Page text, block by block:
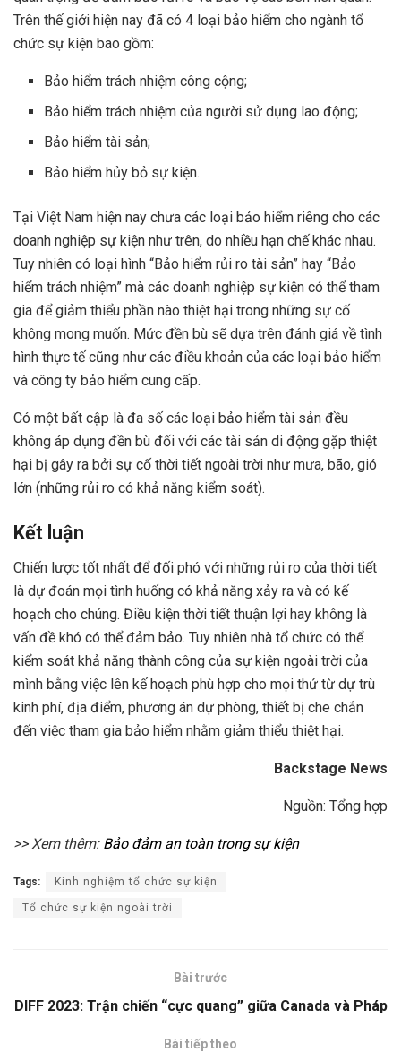
Trên thế giới hiện nay đã có 4 loại bảo hiểm cho ngành tổ
chức sự kiện bao gồm:
Bảo hiểm trách nhiệm công cộng;
Bảo hiểm trách nhiệm của người sử dụng lao động;
Bảo hiểm tài sản;
Bảo hiểm hủy bỏ sự kiện.
Tại Việt Nam hiện nay chưa các loại bảo hiểm riêng cho các
doanh nghiệp sự kiện như trên, do nhiều hạn chế khác nhau.
Tuy nhiên có loại hình “Bảo hiểm rủi ro tài sản” hay “Bảo
hiểm trách nhiệm” mà các doanh nghiệp sự kiện có thể tham
gia để giảm thiểu phần nào thiệt hại trong những sự cố
không mong muốn. Mức đền bù sẽ dựa trên đánh giá về tình
hình thực tế cũng như các điều khoản của các loại bảo hiểm
và công ty bảo hiểm cung cấp.
Có một bất cập là đa số các loại bảo hiểm tài sản đều
không áp dụng đền bù đối với các tài sản di động gặp thiệt
hại bị gây ra bởi sự cố thời tiết ngoài trời như mưa, bão, gió
lớn (những rủi ro có khả năng kiểm soát).
Kết luận
Chiến lược tốt nhất để đối phó với những rủi ro của thời tiết
là dự đoán mọi tình huống có khả năng xảy ra và có kế
hoạch cho chúng. Điều kiện thời tiết thuận lợi hay không là
vấn đề khó có thể đảm bảo. Tuy nhiên nhà tổ chức có thể
kiểm soát khả năng thành công của sự kiện ngoài trời của
mình bằng việc lên kế hoạch phù hợp cho mọi thứ từ dự trù
kinh phí, địa điểm, phương án dự phòng, thiết bị che chắn
đến việc tham gia bảo hiểm nhằm giảm thiểu thiệt hại.
Backstage News
Nguồn: Tổng hợp
>> Xem thêm: Bảo đảm an toàn trong sự kiện
Tags: Kinh nghiệm tổ chức sự kiện
Tổ chức sự kiện ngoài trời
Bài trước
DIFF 2023: Trận chiến “cực quang” giữa Canada và Pháp
Bài tiếp theo